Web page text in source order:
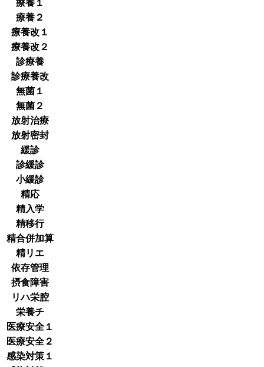
療養１
療養２
療養改１
療養改２
診療養
診療養改
無菌１
無菌２
放射治療
放射密封
緩診
診緩診
小緩診
精応
精入学
精移行
精合併加算
精リエ
依存管理
摂食障害
リハ栄腔
栄養チ
医療安全１
医療安全２
感染対策１